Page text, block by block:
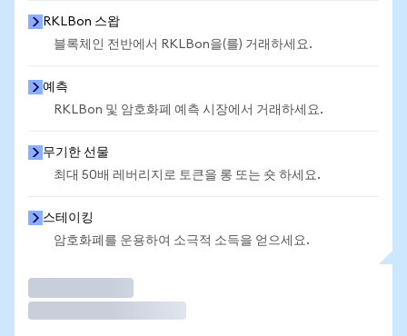
RKLBon 스왑
블록체인 전반에서 RKLBon을(를) 거래하세요.
예측
RKLBon 및 암호화폐 예측 시장에서 거래하세요.
무기한 선물
최대 50배 레버리지로 토큰을 롱 또는 숏 하세요.
스테이킹
암호화폐를 운용하여 소극적 소득을 얻으세요.